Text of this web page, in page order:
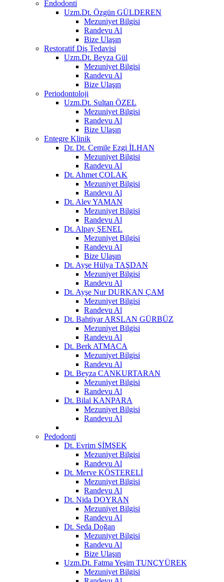
Endodonti
Uzm.Dt. Özgün GÜLDEREN
Mezuniyet Bilgisi
Randevu Al
Bize Ulaşın
Restoratif Diş Tedavisi
Uzm.Dt. Beyza Gül
Mezuniyet Bilgisi
Randevu Al
Bize Ulaşın
Periodontoloji
Uzm.Dt. Sultan ÖZEL
Mezuniyet Bilgisi
Randevu Al
Bize Ulaşın
Entegre Klinik
Dr. Dt. Cemile Ezgi İLHAN
Mezuniyet Bilgisi
Randevu Al
Dt. Ahmet ÇOLAK
Mezuniyet Bilgisi
Randevu Al
Dt. Alev YAMAN
Mezuniyet Bilgisi
Randevu Al
Dt. Alpay ŞENEL
Mezuniyet Bilgisi
Randevu Al
Bize Ulaşın
Dt. Ayşe Hülya TAŞDAN
Mezuniyet Bilgisi
Randevu Al
Dt. Ayşe Nur DURKAN ÇAM
Mezuniyet Bilgisi
Randevu Al
Dt. Bahtiyar ARSLAN GÜRBÜZ
Mezuniyet Bilgisi
Randevu Al
Dt. Berk ATMACA
Mezuniyet Bilgisi
Randevu Al
Dt. Beyza CANKURTARAN
Mezuniyet Bilgisi
Randevu Al
Dt. Bilal KANPARA
Mezuniyet Bilgisi
Randevu Al
Pedodonti
Dt. Evrim ŞİMŞEK
Mezuniyet Bilgisi
Randevu Al
Dt. Merve KÖSTERELİ
Mezuniyet Bilgisi
Randevu Al
Dt. Nida DOYRAN
Mezuniyet Bilgisi
Randevu Al
Dt. Seda Doğan
Mezuniyet Bilgisi
Randevu Al
Bize Ulaşın
Uzm.Dt. Fatma Yeşim TUNÇYÜREK
Mezuniyet Bilgisi